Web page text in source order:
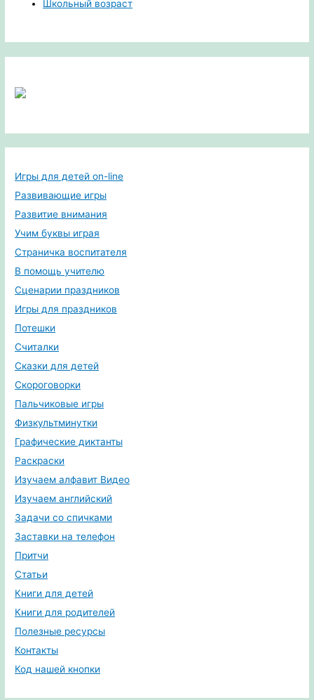
Школьный возраст
Игры для детей on-line
Развивающие игры
Развитие внимания
Учим буквы играя
Страничка воспитателя
В помощь учителю
Сценарии праздников
Игры для праздников
Потешки
Считалки
Сказки для детей
Скороговорки
Пальчиковые игры
Физкультминутки
Графические диктанты
Раскраски
Изучаем алфавит Видео
Изучаем английский
Задачи со спичками
Заставки на телефон
Притчи
Статьи
Книги для детей
Книги для родителей
Полезные ресурсы
Контакты
Код нашей кнопки